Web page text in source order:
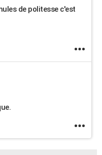
de politesse c'est